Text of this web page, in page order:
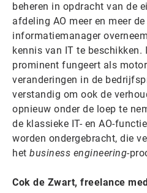
beheren in opdracht van de
afdeling AO meer en meer
informatiemanager
kennis van IT te
prominent fungeert als
veranderingen in de
verstandig om ook de
opnieuw onder de loep te
de klassieke IT- en AO-
worden ondergebracht, die
het business engineering-
Cok de Zwart, freelance